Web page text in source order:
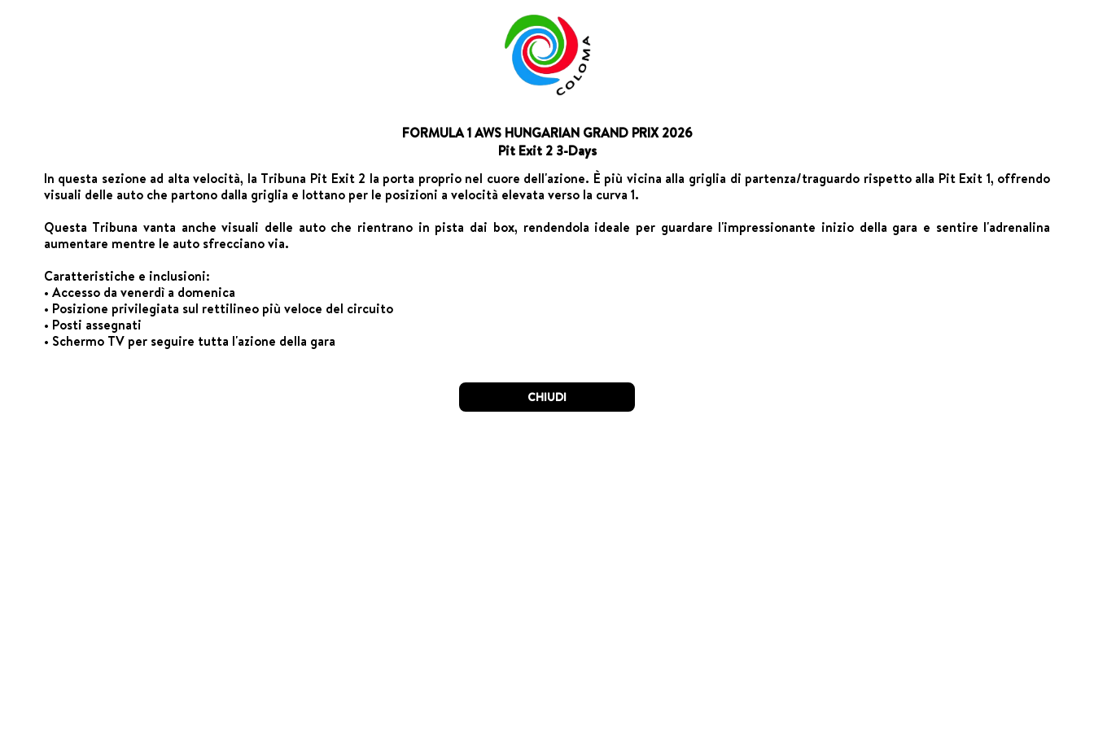
FORMULA 1 AWS HUNGARIAN GRAND PRIX 2026
Pit Exit 2 3-Days
In questa sezione ad alta velocità, la Tribuna Pit Exit 2 la porta proprio nel cuore dell'azione. È più vicina alla griglia di partenza/traguardo rispetto alla Pit Exit 1, offrendo
visuali delle auto che partono dalla griglia e lottano per le posizioni a velocità elevata verso la curva 1.
Questa Tribuna vanta anche visuali delle auto che rientrano in pista dai box, rendendola ideale per guardare l'impressionante inizio della gara e sentire l'adrenalina
aumentare mentre le auto sfrecciano via.
Caratteristiche e inclusioni:
• Accesso da venerdì a domenica
• Posizione privilegiata sul rettilineo più veloce del circuito
• Posti assegnati
• Schermo TV per seguire tutta l'azione della gara
CHIUDI